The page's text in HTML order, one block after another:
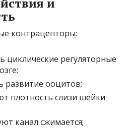
контрацепторы:
циклические регуляторные
развитие ооцитов;
плотность слизи шейки
канал сжимается;